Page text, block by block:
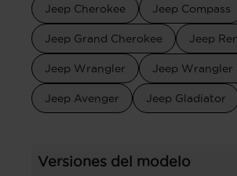
Jeep Cherokee Jeep Compass
Jeep Grand Cherokee Jeep
Jeep Wrangler Jeep Wrangler
Jeep Avenger Jeep Gladiator
Versiones del modelo